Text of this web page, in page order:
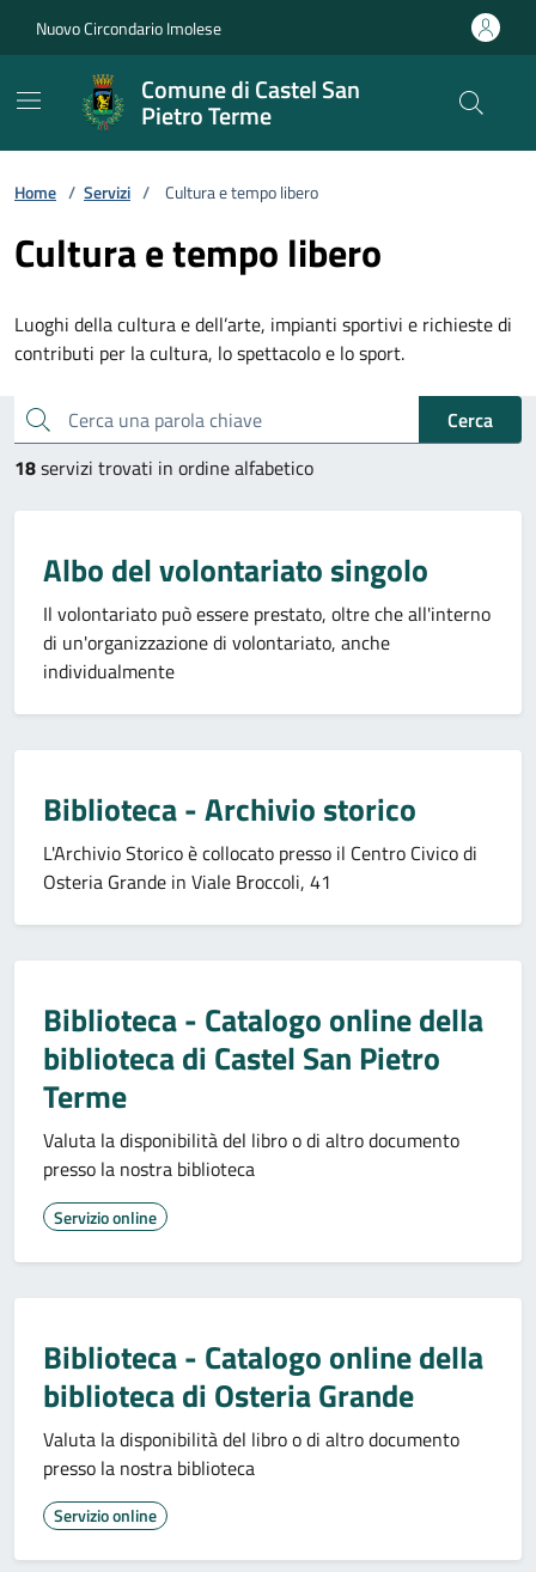
Nuovo Circondario Imolese
Comune di Castel San
Pietro Terme
Home / Servizi / Cultura e tempo libero
Cultura e tempo libero
Luoghi della cultura e dell’arte, impianti sportivi e richieste di
contributi per la cultura, lo spettacolo e lo sport.
Esplora tutti i servizi
Cerca una parola chiave
Cerca
18servizi trovati in ordine alfabetico
Albo del volontariato singolo
Il volontariato può essere prestato, oltre che all'interno
di un'organizzazione di volontariato, anche
individualmente
Biblioteca - Archivio storico
L'Archivio Storico è collocato presso il Centro Civico di
Osteria Grande in Viale Broccoli, 41
Biblioteca - Catalogo online della
biblioteca di Castel San Pietro
Terme
Valuta la disponibilità del libro o di altro documento
presso la nostra biblioteca
Servizio online
Biblioteca - Catalogo online della
biblioteca di Osteria Grande
Valuta la disponibilità del libro o di altro documento
presso la nostra biblioteca
Servizio online